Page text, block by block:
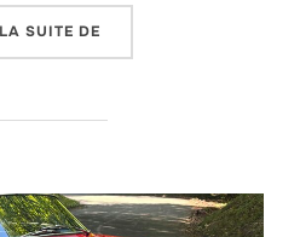
SUITE DE